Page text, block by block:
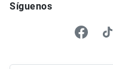
Síguenos